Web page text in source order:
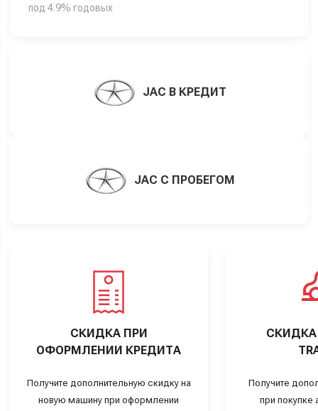
под 4.9% годовых
JAC В КРЕДИТ
JAC С ПРОБЕГОМ
СКИДКА ПРИ
ОФОРМЛЕНИИ КРЕДИТА
Получите дополнительную скидку на
новую машину при оформлении
СКИДКА
Получите
при покупке